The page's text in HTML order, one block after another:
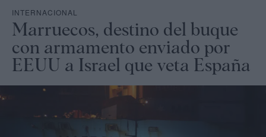
INTERNACIONAL
Marruecos, destino del buque
con armamento enviado por
EEUU a Israel que veta España